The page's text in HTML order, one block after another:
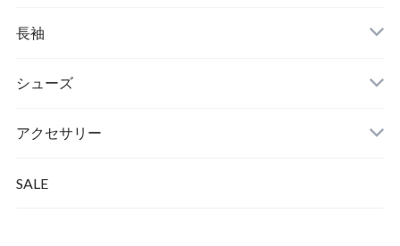
長袖
シューズ
アクセサリー
SALE